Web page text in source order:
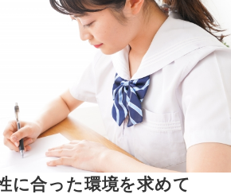
に合った環境を求めて